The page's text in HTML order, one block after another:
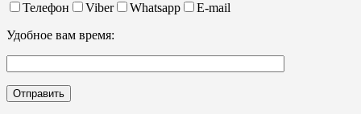
Телефон Viber Whatsapp
E-mail
Удобное вам время: